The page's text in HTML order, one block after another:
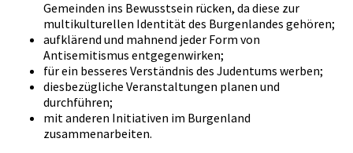
Gemeinden ins Bewusstsein rücken, da diese zur
multikulturellen Identität des Burgenlandes gehören;
aufklärend und mahnend jeder Form von
Antisemitismus entgegenwirken;
für ein besseres Verständnis des Judentums werben;
diesbezügliche Veranstaltungen planen und
durchführen;
mit anderen Initiativen im Burgenland
zusammenarbeiten.